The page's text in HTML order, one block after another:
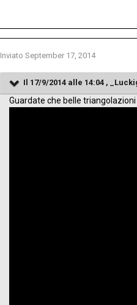
Inviato September 17, 2014
Il 17/9/2014 alle 14:04 ,
Guardate che belle